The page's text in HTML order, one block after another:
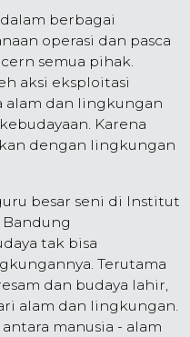
berbagai
operasi dan pasca
semua pihak.
aksi eksploitasi
alam dan lingkungan
Karena
dengan lingkungan
besar seni di Institut
Bandung
tak bisa
Terutama
dan budaya lahir,
alam dan lingkungan.
, antara manusia - alam